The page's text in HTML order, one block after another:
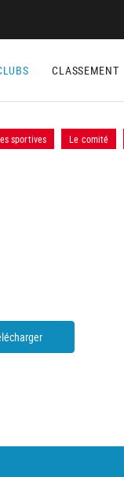
CLASSEMENT
sportives Le comité